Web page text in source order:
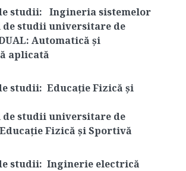
studii: Ingineria sistemelor
studii universitare de
Automatică și
aplicată
studii: Educație Fizică și
studii universitare de
Fizică și Sportivă
studii: Inginerie electrică